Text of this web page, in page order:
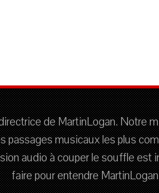
de MartinLogan. Notre
passages musicaux les plus
audio à couper le souffle
faire pour entendre